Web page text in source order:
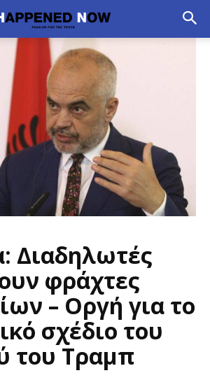
Διαδηλωτές
φράχτες
– Οργή για το
σχέδιο του
του Τραμπ